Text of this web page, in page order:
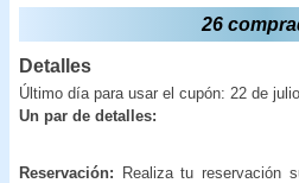
26
Detalles
Último día para usar el cupón: 22 de
Un par de detalles:
Reservación:
Realiza tu reservación